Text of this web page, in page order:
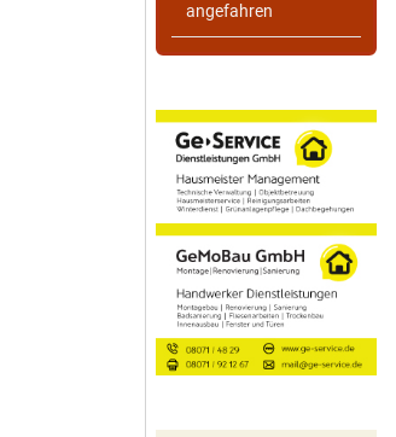
angefahren